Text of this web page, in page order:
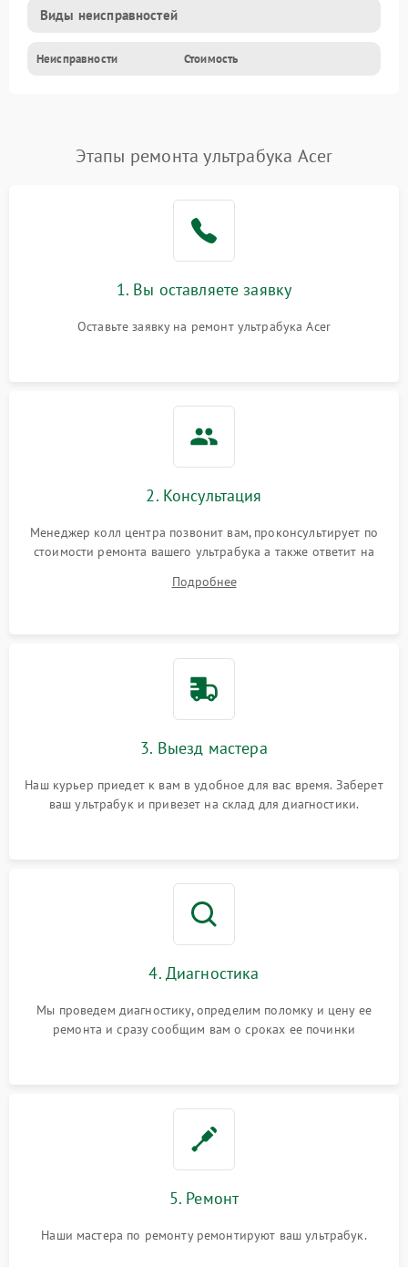
Виды неисправностей
Неисправности Стоимость
Этапы ремонта ультрабука Acer
1. Вы оставляете заявку
Оставьте заявку на ремонт ультрабука Acer
2. Консультация
Менеджер колл центра позвонит вам, проконсультирует по
стоимости ремонта вашего ультрабука а также ответит на
Подробнее
3. Выезд мастера
Наш курьер приедет к вам в удобное для вас время. Заберет
ваш ультрабук и привезет на склад для диагностики.
4. Диагностика
Мы проведем диагностику, определим поломку и цену ее
ремонта и сразу сообщим вам о сроках ее починки
5. Ремонт
Наши мастера по ремонту ремонтируют ваш ультрабук.